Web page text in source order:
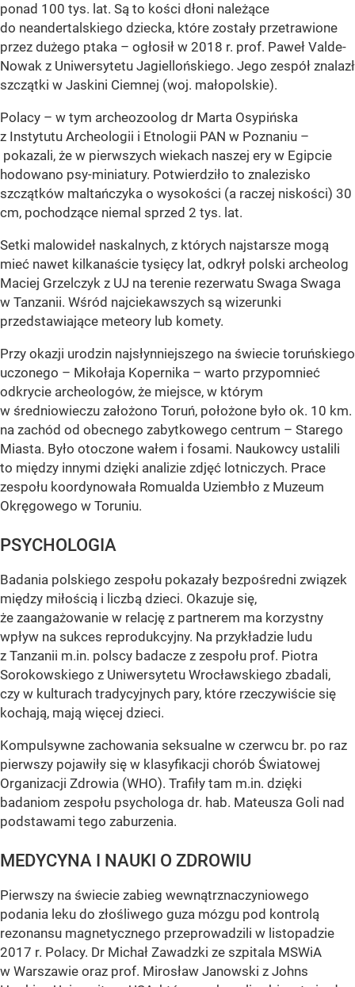
ponad 100 tys. lat. Są to kości dłoni należące
do neandertalskiego dziecka, które zostały przetrawione
przez dużego ptaka – ogłosił w 2018 r. prof. Paweł Valde-
Nowak z Uniwersytetu Jagiellońskiego. Jego zespół znalazł
szczątki w Jaskini Ciemnej (woj. małopolskie).
Polacy – w tym archeozoolog dr Marta Osypińska
z Instytutu Archeologii i Etnologii PAN w Poznaniu –
pokazali, że w pierwszych wiekach naszej ery w Egipcie
hodowano psy-miniatury. Potwierdziło to znalezisko
szczątków maltańczyka o wysokości (a raczej niskości) 30
cm, pochodzące niemal sprzed 2 tys. lat.
Setki malowideł naskalnych, z których najstarsze mogą
mieć nawet kilkanaście tysięcy lat, odkrył polski archeolog
Maciej Grzelczyk z UJ na terenie rezerwatu Swaga Swaga
w Tanzanii. Wśród najciekawszych są wizerunki
przedstawiające meteory lub komety.
Przy okazji urodzin najsłynniejszego na świecie toruńskiego
uczonego – Mikołaja Kopernika – warto przypomnieć
odkrycie archeologów, że miejsce, w którym
w średniowieczu założono Toruń, położone było ok. 10 km.
na zachód od obecnego zabytkowego centrum – Starego
Miasta. Było otoczone wałem i fosami. Naukowcy ustalili
to między innymi dzięki analizie zdjęć lotniczych. Prace
zespołu koordynowała Romualda Uziembło z Muzeum
Okręgowego w Toruniu.
PSYCHOLOGIA
Badania polskiego zespołu pokazały bezpośredni związek
między miłością i liczbą dzieci. Okazuje się,
że zaangażowanie w relację z partnerem ma korzystny
wpływ na sukces reprodukcyjny. Na przykładzie ludu
z Tanzanii m.in. polscy badacze z zespołu prof. Piotra
Sorokowskiego z Uniwersytetu Wrocławskiego zbadali,
czy w kulturach tradycyjnych pary, które rzeczywiście się
kochają, mają więcej dzieci.
Kompulsywne zachowania seksualne w czerwcu br. po raz
pierwszy pojawiły się w klasyfikacji chorób Światowej
Organizacji Zdrowia (WHO). Trafiły tam m.in. dzięki
badaniom zespołu psychologa dr. hab. Mateusza Goli nad
podstawami tego zaburzenia.
MEDYCYNA I NAUKI O ZDROWIU
Pierwszy na świecie zabieg wewnątrznaczyniowego
podania leku do złośliwego guza mózgu pod kontrolą
rezonansu magnetycznego przeprowadzili w listopadzie
2017 r. Polacy. Dr Michał Zawadzki ze szpitala MSWiA
w Warszawie oraz prof. Mirosław Janowski z Johns